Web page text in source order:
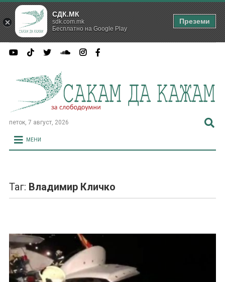
петок, 7 август, 2026
МЕНИ
Таг: Владимир Кличко
СДК.МК
sdk.com.mk
Бесплатно на Google Play
Преземи